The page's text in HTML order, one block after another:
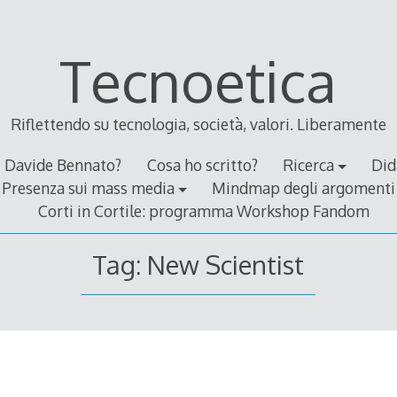
Tecnoetica
Riflettendo su tecnologia, società, valori. Liberamente
Davide Bennato? Cosa ho scritto? Ricerca
Presenza sui mass media
Mindmap degli argomenti
Corti in Cortile: programma Workshop Fandom
Tag: New Scientist